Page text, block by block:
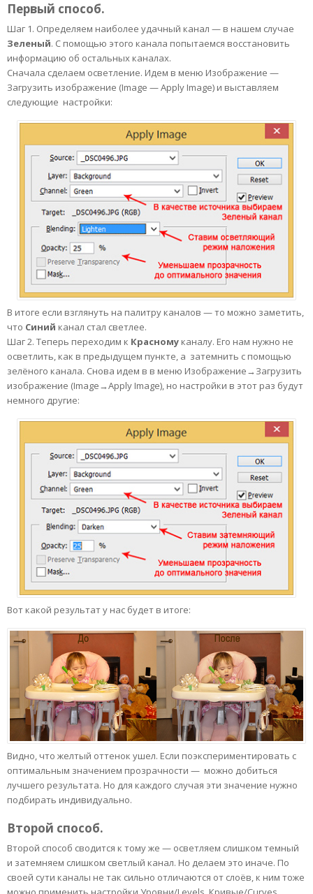
Первый способ.
Шаг 1. Определяем наиболее удачный канал — в нашем случае
Зеленый. С помощью этого канала попытаемся восстановить
информацию об остальных каналах.
Сначала сделаем осветление. Идем в меню Изображение —
Загрузить изображение (Image — Apply Image) и выставляем
следующие настройки:
В итоге если взглянуть на палитру каналов — то можно заметить,
что Синий канал стал светлее.
Шаг 2. Теперь переходим к Красному каналу. Его нам нужно не
осветлить, как в предыдущем пункте, а затемнить с помощью
зелёного канала. Снова идем в в меню Изображение→Загрузить
изображение (Image→Apply Image), но настройки в этот раз будут
немного другие:
Вот какой результат у нас будет в итоге:
Видно, что желтый оттенок ушел. Если поэкспериментировать с
оптимальным значением прозрачности — можно добиться
лучшего результата. Но для каждого случая эти значение нужно
подбирать индивидуально.
Второй способ.
Второй способ сводится к тому же — осветляем слишком темный
и затемняем слишком светлый канал. Но делаем это иначе. По
своей сути каналы не так сильно отличаются от слоёв, к ним тоже